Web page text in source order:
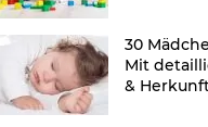
30
Mit
&